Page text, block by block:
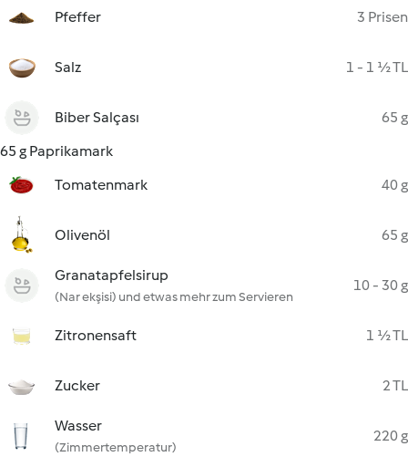
Pfeffer 3 Prisen
Salz 1 - 1 ½ TL
Biber Salçası
65 g
65 g Paprikamark
Tomatenmark
40 g
Olivenöl 65 g
Granatapfelsirup
(Nar ekşisi) und etwas mehr zum Servieren
10 - 30 g
Zitronensaft 1 ½ TL
Zucker 2 TL
Wasser
(Zimmertemperatur)
220 g